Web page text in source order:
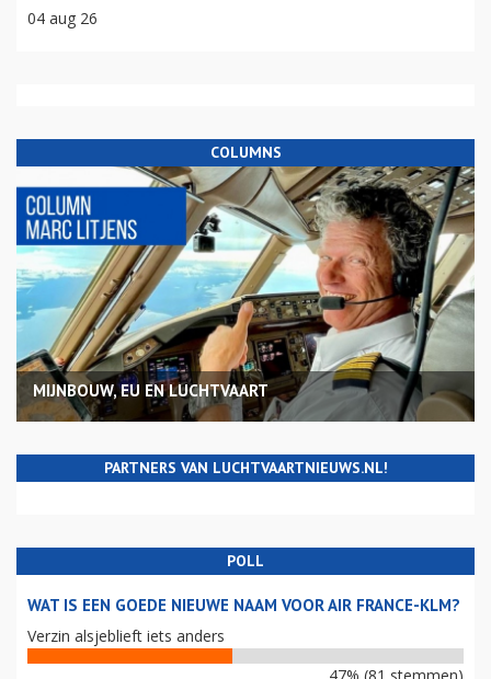
04 aug 26
COLUMNS
MIJNBOUW, EU EN LUCHTVAART
PARTNERS VAN LUCHTVAARTNIEUWS.NL!
POLL
WAT IS EEN GOEDE NIEUWE NAAM VOOR AIR FRANCE-KLM?
Verzin alsjeblieft iets anders